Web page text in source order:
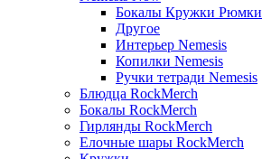
Бокалы Кружки Рюмки
Другое
Интерьер Nemesis
Копилки Nemesis
Ручки тетради Nemesis
Блюдца RockMerch
Бокалы RockMerch
Гирлянды RockMerch
Елочные шары RockMerch